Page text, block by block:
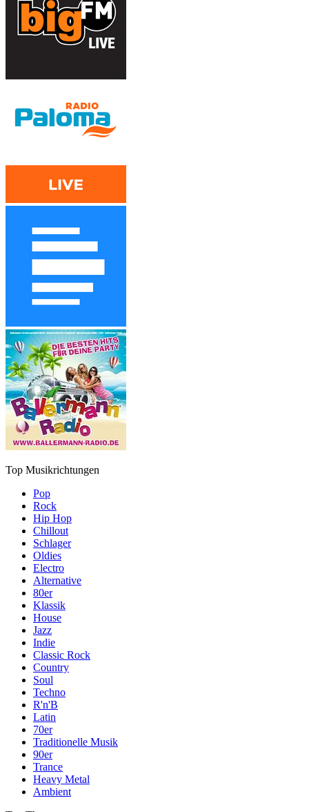
Top Musikrichtungen
Pop
Rock
Hip Hop
Chillout
Schlager
Oldies
Electro
Alternative
80er
Klassik
House
Jazz
Indie
Classic Rock
Country
Soul
Techno
R'n'B
Latin
70er
Traditionelle Musik
90er
Trance
Heavy Metal
Ambient